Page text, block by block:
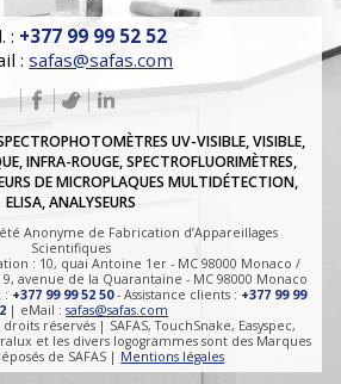
: +377 99 99 52 52
:safas@safas.com
UV-VISIBLE, VISIBLE,
INFRA-ROUGE, SPECTROFLUORIMÈTRES,
DE MICROPLAQUES MULTIDÉTECTION,
ELISA, ANALYSEURS
Anonyme de Fabrication d’Appareillages
Scientifiques
: 10, quai Antoine 1er - MC 98000 Monaco /
avenue de la Quarantaine - MC 98000 Monaco
: +377 99 99 52 50- Assistance clients : +377 99 99
| eMail :safas@safas.com
droits réservés | SAFAS, TouchSnake, Easyspec,
et les divers logogrammes sont des Marques
de SAFAS | Mentions légales